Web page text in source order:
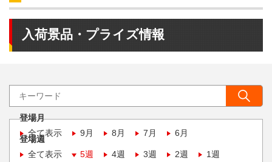
入荷景品・プライズ情報
登場月
全て表示
9月 8月 7月 6月
登場週
全て表示
5週 4週 3週 2週 1週